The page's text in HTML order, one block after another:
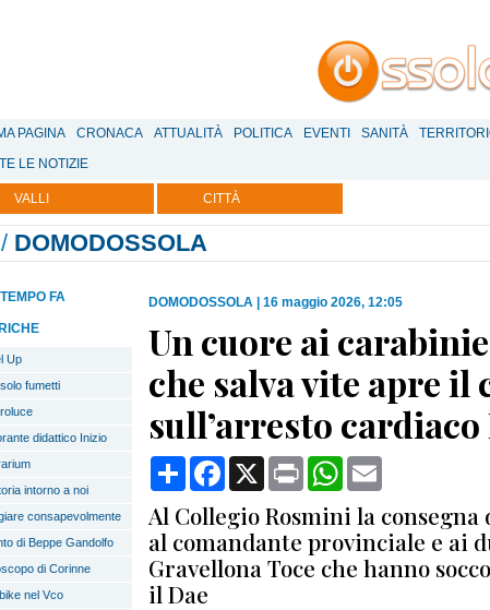
PAGINA CRONACA ATTUALITÀ POLITICA EVENTI SANITÀ
LE NOTIZIE
VALLI CITTÀ
/ DOMODOSSOLA
FA
Up
fumetti
didattico Inizio
intorno a noi
consapevolmente
di Beppe Gandolfo
di Corinne
nel Vco
DOMODOSSOLA 16 maggio 2026, 12:05
Un cuore ai
che salva vite apre il
sull’arresto cardiaco
CondividiFacebook
X Print WhatsApp
Al Collegio Rosmini la
al comandante provinciale e ai
Gravellona Toce che hanno
il Dae